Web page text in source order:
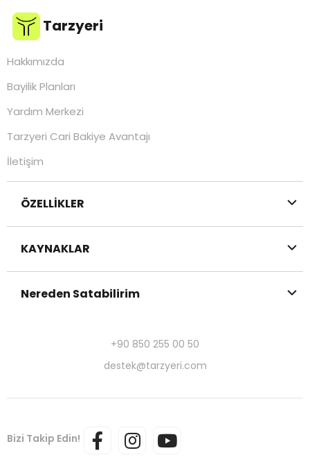
Tarzyeri
Hakkımızda
Bayilik Planları
Yardım Merkezi
Tarzyeri Cari Bakiye Avantajı
İletişim
ÖZELLİKLER
KAYNAKLAR
Nereden Satabilirim
+90 850 255 00 50
destek@tarzyeri.com
Bizi Takip Edin!